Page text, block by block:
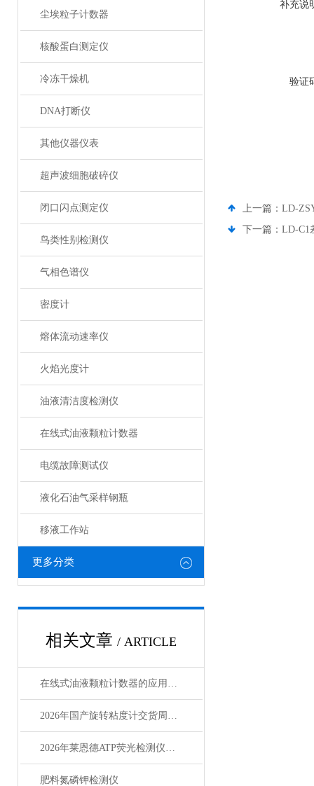
尘埃粒子计数器
核酸蛋白测定仪
冷冻干燥机
DNA打断仪
其他仪器仪表
超声波细胞破碎仪
闭口闪点测定仪
鸟类性别检测仪
气相色谱仪
密度计
熔体流动速率仪
火焰光度计
油液清洁度检测仪
在线式油液颗粒计数器
电缆故障测试仪
液化石油气采样钢瓶
移液工作站
更多分类
相关文章 / ARTICLE
在线式油液颗粒计数器的应用场景和选型指南
2026年国产旋转粘度计交货周期及定制化方案解析
2026年莱恩德ATP荧光检测仪选购3个避坑要点
肥料氮磷钾检测仪
补充说
验证
上一篇： LD-
下一篇： LD-C1